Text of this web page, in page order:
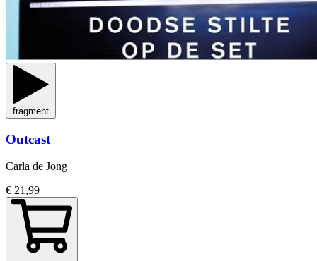
fragment
Outcast
Carla de Jong
€ 21,99